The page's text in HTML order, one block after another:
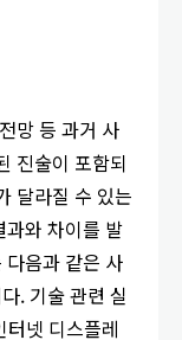
망 등 과거 사
진술이 포함되
달라질 수 있는
과와 차이를 발
다음과 같은 사
. 기술 관련 실
넷 디스플레